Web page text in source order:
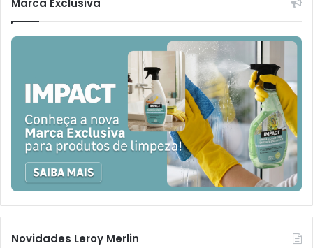
Marca Exclusiva
Novidades Leroy Merlin